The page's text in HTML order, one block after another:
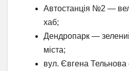
Автостанція №2 —
хаб;
Дендропарк —
міста;
вул. Євгена Тельнова